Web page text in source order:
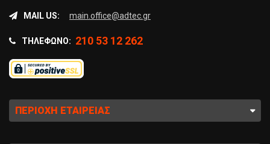
MAIL US: main.office@adtec.gr
ΤΗΛΈΦΩΝΟ: 210 53 12 262
ΠΕΡΙΟΧΉ ΕΤΑΙΡΕΊΑΣ